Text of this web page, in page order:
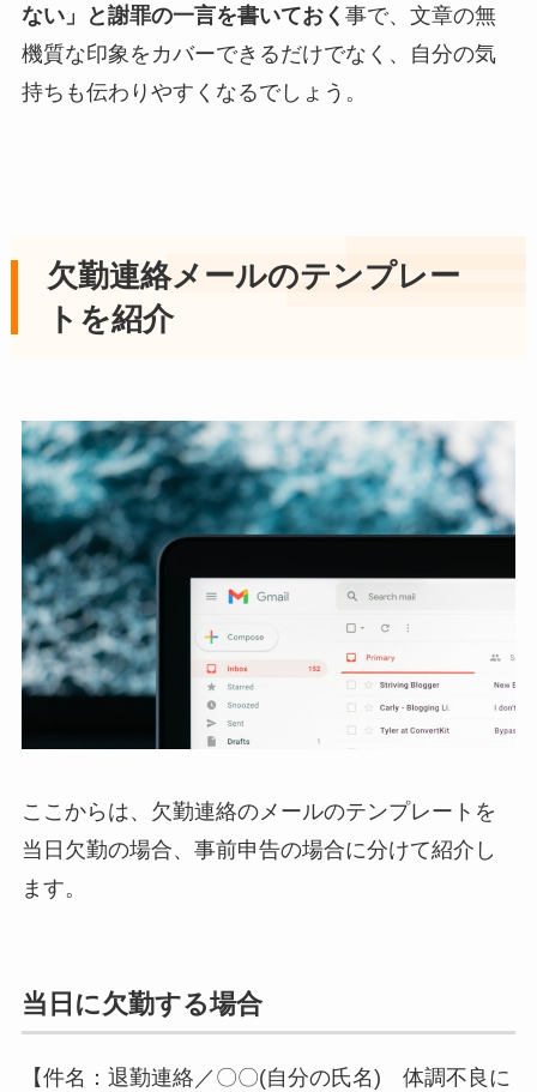
ない」と謝罪の一言を書いておく 事で、文章の無
機質な印象をカバーできるだけでなく、自分の気
持ちも伝わりやすくなるでしょう。
欠勤連絡メールのテンプレー
トを紹介
ここからは、欠勤連絡のメールのテンプレートを
当日欠勤の場合、事前申告の場合に分けて紹介し
ます。
当日に欠勤する場合
【件名：退勤連絡／〇〇(自分の氏名) 体調不良に